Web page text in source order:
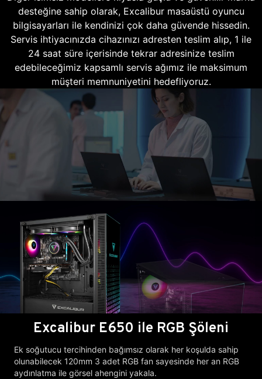
desteğine sahip olarak, Excalibur masaüstü oyuncu
bilgisayarları ile kendinizi çok daha güvende hissedin.
Servis ihtiyacınızda cihazınızı adresten teslim alıp, 1 ile
24 saat süre içerisinde tekrar adresinize teslim
edebileceğimiz kapsamlı servis ağımız ile maksimum
müşteri memnuniyetini hedefliyoruz.
Excalibur E650 ile RGB Şöleni
Ek soğutucu tercihinden bağımsız olarak her koşulda sahip
olunabilecek 120mm 3 adet RGB fan sayesinde her an RGB
aydınlatma ile görsel ahengini yakala.